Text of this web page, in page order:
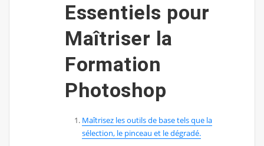
Essentiels pour
Maîtriser la
Formation
Photoshop
Maîtrisez les outils de base tels que la
sélection, le pinceau et le dégradé.